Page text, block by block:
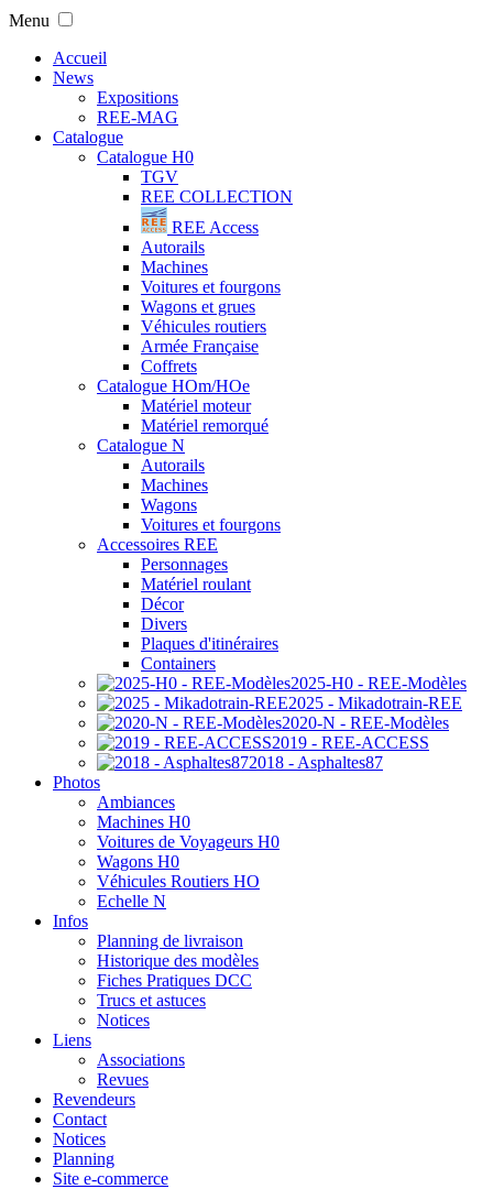
Menu
Accueil
News
Expositions
REE-MAG
Catalogue
Catalogue H0
TGV
REE COLLECTION
REE Access
Autorails
Machines
Voitures et fourgons
Wagons et grues
Véhicules routiers
Armée Française
Coffrets
Catalogue HOm/HOe
Matériel moteur
Matériel remorqué
Catalogue N
Autorails
Machines
Wagons
Voitures et fourgons
Accessoires REE
Personnages
Matériel roulant
Décor
Divers
Plaques d'itinéraires
Containers
2025-H0 - REE-Modèles
2025 - Mikadotrain-REE
2020-N - REE-Modèles
2019 - REE-ACCESS
2018 - Asphaltes87
Photos
Ambiances
Machines H0
Voitures de Voyageurs H0
Wagons H0
Véhicules Routiers HO
Echelle N
Infos
Planning de livraison
Historique des modèles
Fiches Pratiques DCC
Trucs et astuces
Notices
Liens
Associations
Revues
Revendeurs
Contact
Notices
Planning
Site e-commerce